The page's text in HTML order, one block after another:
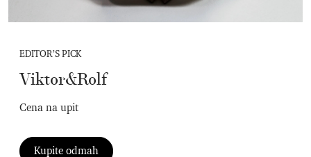
EDITOR’S PICK
Viktor&Rolf
Cena na upit
Kupite odmah